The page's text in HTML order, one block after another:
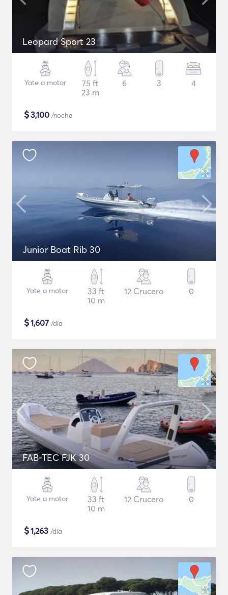
Leopard Sport 23
Yate a motor
75 ft
23 m
6 3 4
$3,100 /noche
Junior Boat Rib 30
Yate a motor
33 ft
10 m
12 Crucero 0
$1,607 /día
FAB-TEC FJK 30
Yate a motor
33 ft
10 m
12 Crucero 0
$1,263 /día